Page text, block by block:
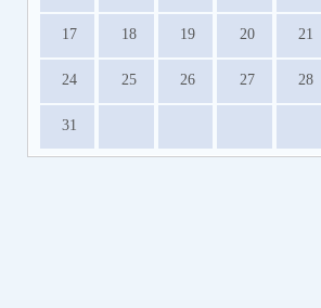
17 18 19 20 21
24 25 26 27 28
31